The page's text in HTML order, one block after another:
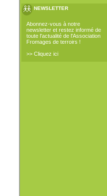
NEWSLETTER
Abonnez-vous à notre
newsletter et restez informé de
toute l'actualité de l'Association
Fromages de terroirs !
>> Cliquez ici